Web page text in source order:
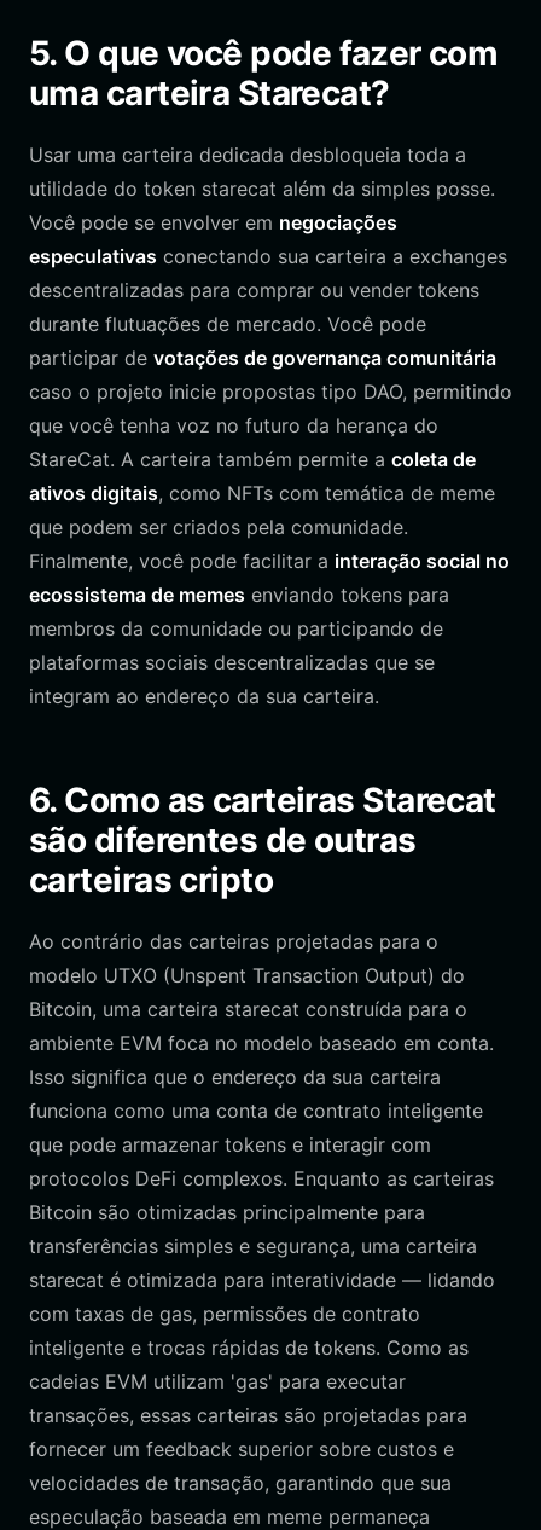
5. O que você pode fazer com
uma carteira Starecat?
Usar uma carteira dedicada desbloqueia toda a
utilidade do token starecat além da simples posse.
Você pode se envolver em negociações
especulativas conectando sua carteira a exchanges
descentralizadas para comprar ou vender tokens
durante flutuações de mercado. Você pode
participar de votações de governança comunitária
caso o projeto inicie propostas tipo DAO, permitindo
que você tenha voz no futuro da herança do
StareCat. A carteira também permite a coleta de
ativos digitais, como NFTs com temática de meme
que podem ser criados pela comunidade.
Finalmente, você pode facilitar a interação social no
ecossistema de memes enviando tokens para
membros da comunidade ou participando de
plataformas sociais descentralizadas que se
integram ao endereço da sua carteira.
6. Como as carteiras Starecat
são diferentes de outras
carteiras cripto
Ao contrário das carteiras projetadas para o
modelo UTXO (Unspent Transaction Output) do
Bitcoin, uma carteira starecat construída para o
ambiente EVM foca no modelo baseado em conta.
Isso significa que o endereço da sua carteira
funciona como uma conta de contrato inteligente
que pode armazenar tokens e interagir com
protocolos DeFi complexos. Enquanto as carteiras
Bitcoin são otimizadas principalmente para
transferências simples e segurança, uma carteira
starecat é otimizada para interatividade — lidando
com taxas de gas, permissões de contrato
inteligente e trocas rápidas de tokens. Como as
cadeias EVM utilizam 'gas' para executar
transações, essas carteiras são projetadas para
fornecer um feedback superior sobre custos e
velocidades de transação, garantindo que sua
especulação baseada em meme permaneça